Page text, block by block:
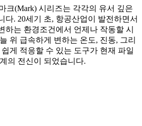
크(Mark) 시리즈는 각각의 유서 깊은
다. 20세기 초, 항공산업이 발전하면서
하는 환경조건에서 언제나 작동할 시
위 급속하게 변하는 온도, 진동, 그리
게 적응할 수 있는 도구가 현재 파일
의 전신이 되었습니다.